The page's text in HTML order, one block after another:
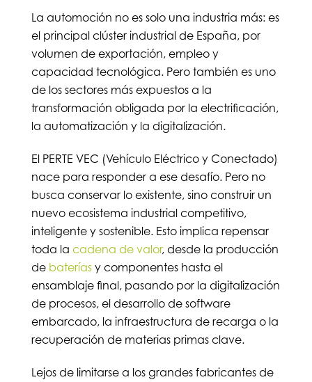
La automoción no es solo una industria más: es
el principal clúster industrial de España, por
volumen de exportación, empleo y
capacidad tecnológica. Pero también es uno
de los sectores más expuestos a la
transformación obligada por la electrificación,
la automatización y la digitalización.
El PERTE VEC (Vehículo Eléctrico y Conectado)
nace para responder a ese desafío. Pero no
busca conservar lo existente, sino construir un
nuevo ecosistema industrial competitivo,
inteligente y sostenible. Esto implica repensar
toda la cadena de valor, desde la producción
de bateríasy componentes hasta el
ensamblaje final, pasando por la digitalización
de procesos, el desarrollo de software
embarcado, la infraestructura de recarga o la
recuperación de materias primas clave.
Lejos de limitarse a los grandes fabricantes de